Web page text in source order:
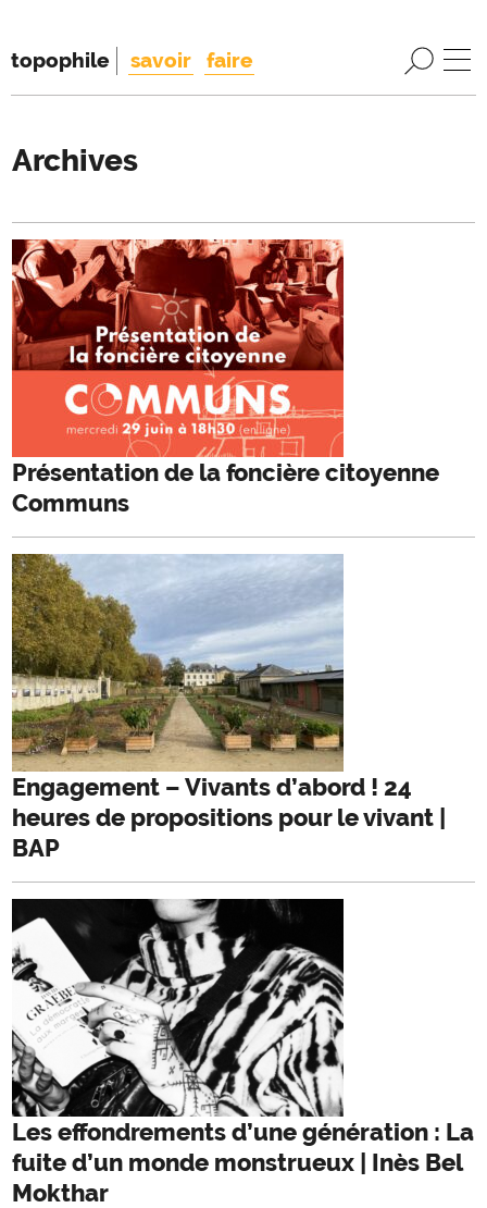
topophile savoir faire
Archives
Présentation de la foncière citoyenne
Communs
Engagement – Vivants d’abord ! 24
heures de propositions pour le vivant |
BAP
Les effondrements d’une génération : La
fuite d’un monde monstrueux | Inès Bel
Mokthar